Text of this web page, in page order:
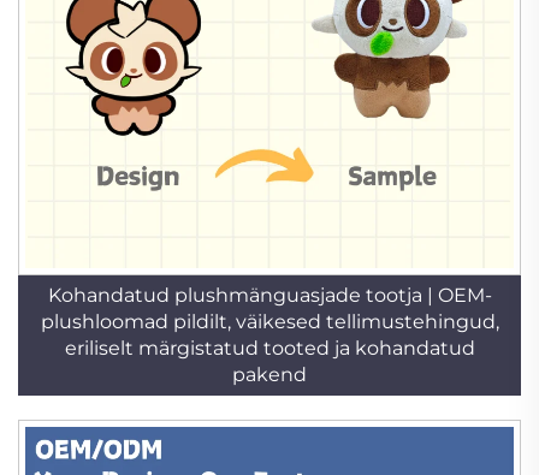
Kohandatud plushmänguasjade tootja | OEM-
plushloomad pildilt, väikesed tellimustehingud,
eriliselt märgistatud tooted ja kohandatud
pakend